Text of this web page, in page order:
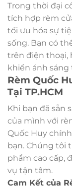
Trong thời đại
tích hợp rèm
tối ưu hóa sự
sống. Bạn có
trên điện thoại,
khiển ánh sáng
Rèm Quốc
Tại TP.HCM
Khi bạn đã sẵn
của mình với
Quốc Huy
bạn. Chúng tôi
phẩm cao cấp,
vụ tận tâm.
Cam Kết của